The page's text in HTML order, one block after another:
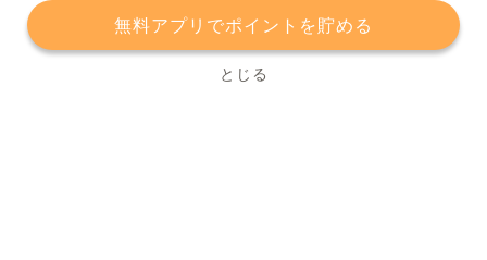
無料アプリでポイントを貯める
とじる
プライバシーポリシー 利用規約
運営会社
サービスに関してのお問い合わせ